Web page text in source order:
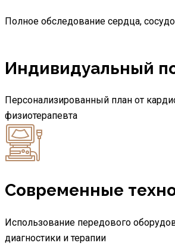
Полное обследование сердца,
Индивидуальный
Персонализированный план от
физиотерапевта
Современные
Использование передового
диагностики и терапии